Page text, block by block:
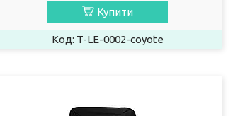
Купити
T-LE-0002-coyote